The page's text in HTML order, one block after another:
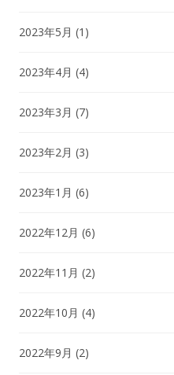
2023年5月 (1)
2023年4月 (4)
2023年3月 (7)
2023年2月 (3)
2023年1月 (6)
2022年12月 (6)
2022年11月 (2)
2022年10月 (4)
2022年9月 (2)